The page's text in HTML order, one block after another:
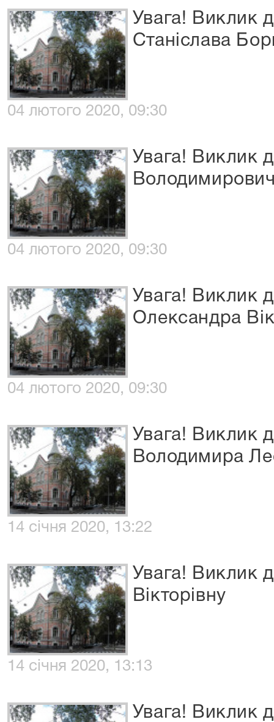
Увага! Виклик
Станіслава
04 лютого 2020, 09:30
Увага! Виклик
04 лютого 2020, 09:30
Увага! Виклик
Олександра
04 лютого 2020, 09:30
Увага! Виклик
Володимира
14 січня 2020, 13:22
Увага! Виклик
Вікторівну
14 січня 2020, 13:13
Увага! Виклик